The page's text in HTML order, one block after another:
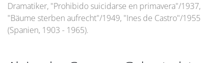
Dramatiker, "Prohibido suicidarse en primavera"/1937,
"Bäume sterben aufrecht"/1949, "Ines de Castro"/1955
(Spanien, 1903 - 1965).